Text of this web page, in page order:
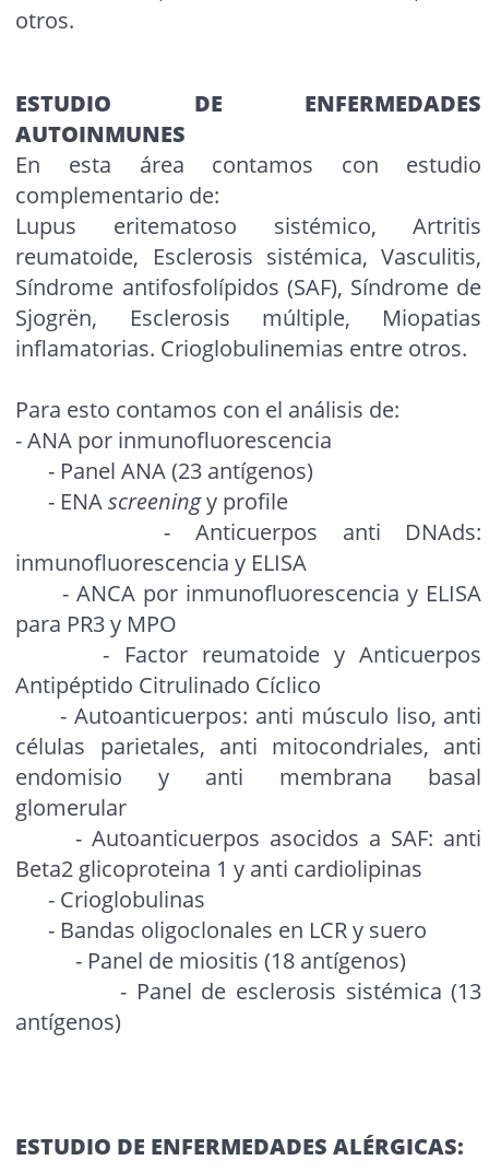
otros.
ESTUDIO DE ENFERMEDADES
AUTOINMUNES
En esta área contamos con estudio
complementario de:
Lupus eritematoso sistémico, Artritis
reumatoide, Esclerosis sistémica, Vasculitis,
Síndrome antifosfolípidos (SAF), Síndrome de
Sjogrën, Esclerosis múltiple, Miopatias
inflamatorias. Crioglobulinemias entre otros.
Para esto contamos con el análisis de:
- ANA por inmunofluorescencia
- Panel ANA (23 antígenos)
- ENAscreeningy profile
- Anticuerpos anti DNAds:
inmunofluorescencia y ELISA
- ANCA por inmunofluorescencia y ELISA
para PR3 y MPO
- Factor reumatoide y Anticuerpos
Antipéptido Citrulinado Cíclico
- Autoanticuerpos: anti músculo liso, anti
células parietales, anti mitocondriales, anti
endomisio y anti membrana basal
glomerular
- Autoanticuerpos asocidos a SAF: anti
Beta2 glicoproteina 1 y anti cardiolipinas
- Crioglobulinas
- Bandas oligoclonales en LCR y suero
- Panel de miositis (18 antígenos)
- Panel de esclerosis sistémica (13
antígenos)
ESTUDIO DE ENFERMEDADES ALÉRGICAS: